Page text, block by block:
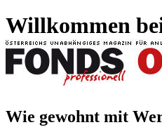
Willkommen
Wie gewohnt mit